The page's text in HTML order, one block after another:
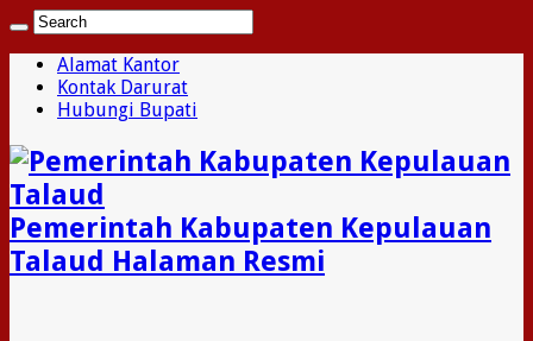
Alamat Kantor
Kontak Darurat
Hubungi Bupati
Pemerintah Kabupaten Kepulauan
Talaud Halaman Resmi